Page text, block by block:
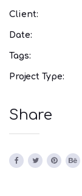
Client:
Date:
Tags:
Project Type:
Share